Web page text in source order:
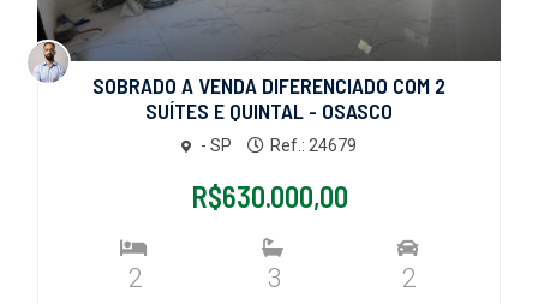
SOBRADO A VENDA DIFERENCIADO COM 2
SUÍTES E QUINTAL - OSASCO
- SP Ref.: 24679
R$630.000,00
2 3 2